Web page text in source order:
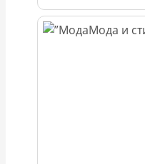
Мода и